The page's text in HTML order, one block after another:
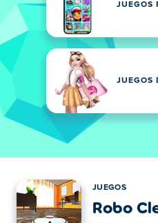
JUEGOS
JUEGOS
JUEGOS
Robo